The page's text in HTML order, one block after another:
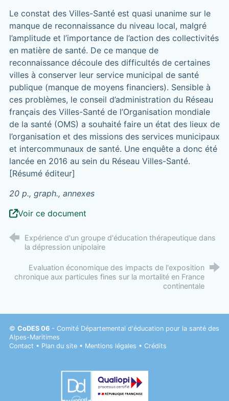
Le constat des Villes-Santé est quasi unanime sur le
manque de reconnaissance du niveau local, malgré
l’amplitude et l’importance de l’action des collectivités
en matière de santé. De ce manque de
reconnaissance découle des difficultés de certaines
villes à conserver leur service municipal de santé
publique (manque de moyens financiers). Sensible à
ces problèmes, le conseil d’administration du Réseau
français des Villes-Santé de l’Organisation mondiale
de la santé (OMS) a souhaité faire un état des lieux de
l’organisation et des missions des services municipaux
et intercommunaux de santé. Une enquête a donc été
lancée en 2016 au sein du Réseau Villes-Santé.
[Résumé éditeur]
20 p., graph., annexes
Voir ce document
Expérience d'un groupe d'éducation thérapeutique dans
la dépression unipolaire
Evaluation économique des impacts de l'exposition
chronique aux particules fines sur la mortalité en France
continentale
© CoDES 06- Comité Départemental d'éducation pour la santé des
Alpes-Maritimes
Contact • Plan du site• Mentions légales • Crédits
Datadock